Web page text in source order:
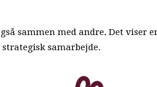
sammen med andre. Det
samarbejde.